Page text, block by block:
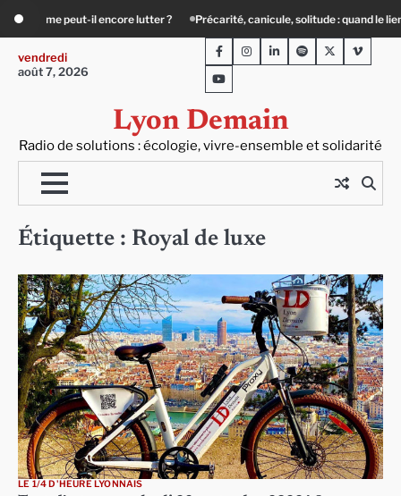
content
Précarité, canicule, solitude : quand le lien social devient essentiel « Ça
vendredi
août 7, 2026
Lyon Demain
Radio de solutions : écologie, vivre-ensemble et solidarité
FacebookInstagram
LinkedInSpotifyTwitterViméo
Youtube
Étiquette : Royal de luxe
LE 1/4 D'HEURE LYONNAIS